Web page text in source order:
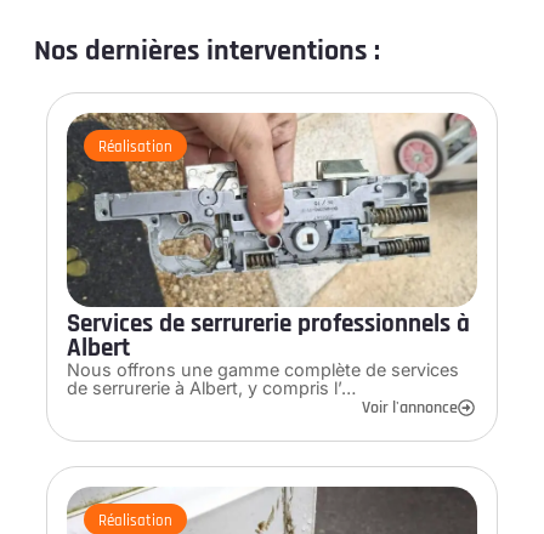
Nos dernières interventions :
Réalisation
Services de serrurerie professionnels à
Albert
Nous offrons une gamme complète de services
de serrurerie à Albert, y compris l’…
Voir l'annonce
Réalisation